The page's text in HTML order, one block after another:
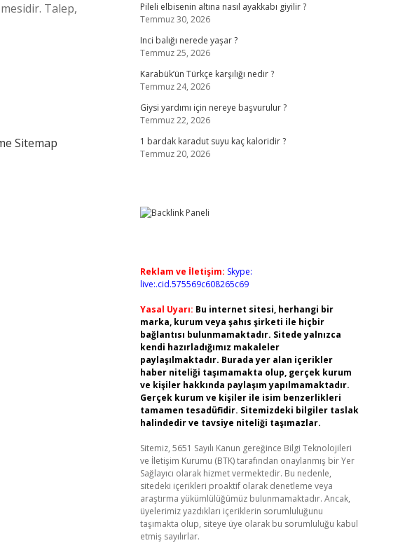
Talep,
Sitemap
Pileli elbisenin altına nasıl ayakkabı giyilir ?
Temmuz 30, 2026
Inci balığı nerede yaşar ?
Temmuz 25, 2026
Karabük’ün Türkçe karşılığı nedir ?
Temmuz 24, 2026
Giysi yardımı için nereye başvurulur ?
Temmuz 22, 2026
1 bardak karadut suyu kaç kaloridir ?
Temmuz 20, 2026
Reklam ve İletişim: Skype:
live:.cid.575569c608265c69
Yasal Uyarı: Bu internet sitesi, herhangi bir
marka, kurum veya şahıs şirketi ile hiçbir
bağlantısı bulunmamaktadır. Sitede yalnızca
kendi hazırladığımız makaleler
paylaşılmaktadır. Burada yer alan içerikler
haber niteliği taşımamakta olup, gerçek kurum
ve kişiler hakkında paylaşım yapılmamaktadır.
Gerçek kurum ve kişiler ile isim benzerlikleri
tamamen tesadüfidir. Sitemizdeki bilgiler taslak
halindedir ve tavsiye niteliği taşımazlar.
Sitemiz, 5651 Sayılı Kanun gereğince Bilgi Teknolojileri
ve İletişim Kurumu (BTK) tarafından onaylanmış bir Yer
Sağlayıcı olarak hizmet vermektedir. Bu nedenle,
sitedeki içerikleri proaktif olarak denetleme veya
araştırma yükümlülüğümüz bulunmamaktadır. Ancak,
üyelerimiz yazdıkları içeriklerin sorumluluğunu
taşımakta olup, siteye üye olarak bu sorumluluğu kabul
etmiş sayılırlar.